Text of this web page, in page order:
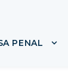
para
PENAL